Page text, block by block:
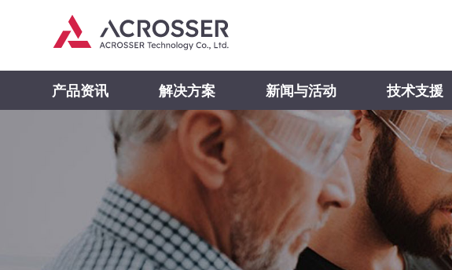
产品资讯 解决方案 新闻与活动 技术支援